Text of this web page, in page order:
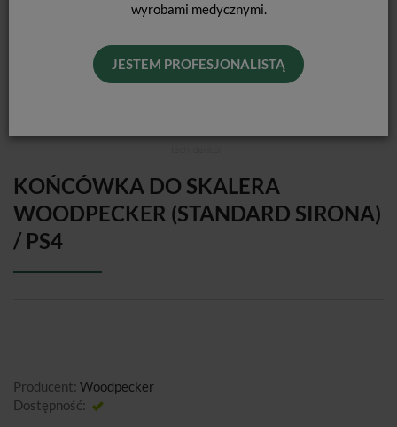
wyrobami medycznymi.
JESTEM PROFESJONALISTĄ
KOŃCÓWKA DO SKALERA
WOODPECKER (STANDARD SIRONA)
/ PS4
Producent: Woodpecker
Dostępność: